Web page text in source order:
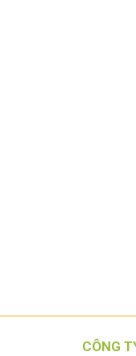
CÔNG